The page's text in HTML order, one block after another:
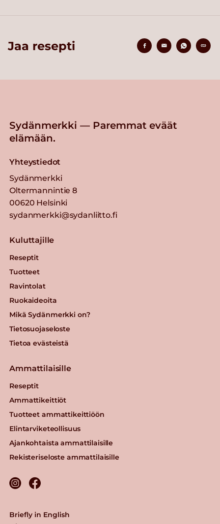
Jaa resepti
Sydänmerkki — Paremmat eväät
elämään.
Yhteystiedot
Sydänmerkki
Oltermannintie 8
00620 Helsinki
sydanmerkki@sydanliitto.fi
Kuluttajille
Reseptit
Tuotteet
Ravintolat
Ruokaideoita
Mikä Sydänmerkki on?
Tietosuojaseloste
Tietoa evästeistä
Ammattilaisille
Reseptit
Ammattikeittiöt
Tuotteet ammattikeittiöön
Elintarviketeollisuus
Ajankohtaista ammattilaisille
Rekisteriseloste ammattilaisille
Briefly in English